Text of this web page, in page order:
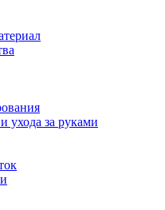
ухода за руками